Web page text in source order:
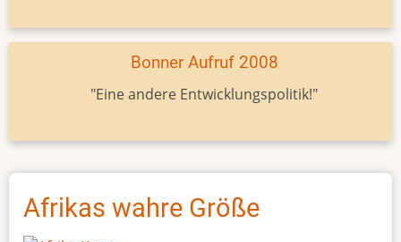
Bonner Aufruf 2008
"Eine andere Entwicklungspolitik!"
Afrikas wahre Größe